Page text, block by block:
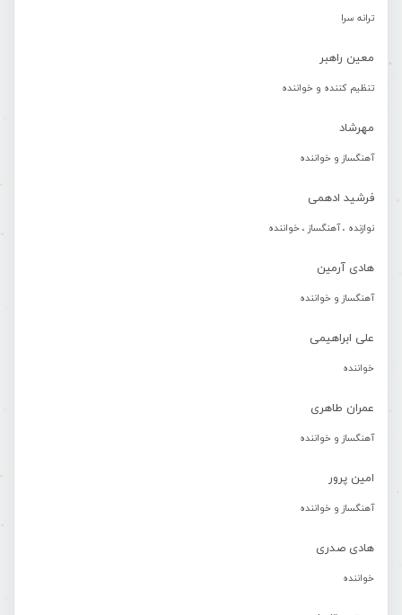
ترانه سرا
معین راهبر
تنظیم کننده و خواننده
مهرشاد
آهنگساز و خواننده
فرشید ادهمی
نوازنده ، آهنگساز ، خواننده
هادی آرمین
آهنگساز و خواننده
علی ابراهیمی
خواننده
عمران طاهری
آهنگساز و خواننده
امین پرور
آهنگساز و خواننده
هادی صدری
خواننده